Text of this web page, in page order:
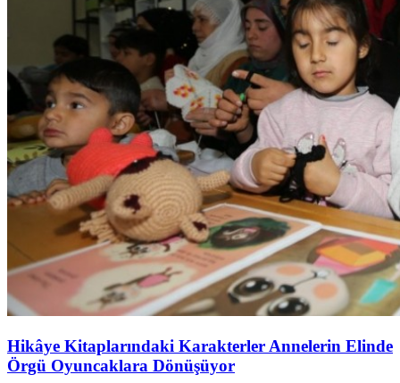
Hikâye Kitaplarındaki Karakterler Annelerin Elinde
Örgü Oyuncaklara Dönüşüyor